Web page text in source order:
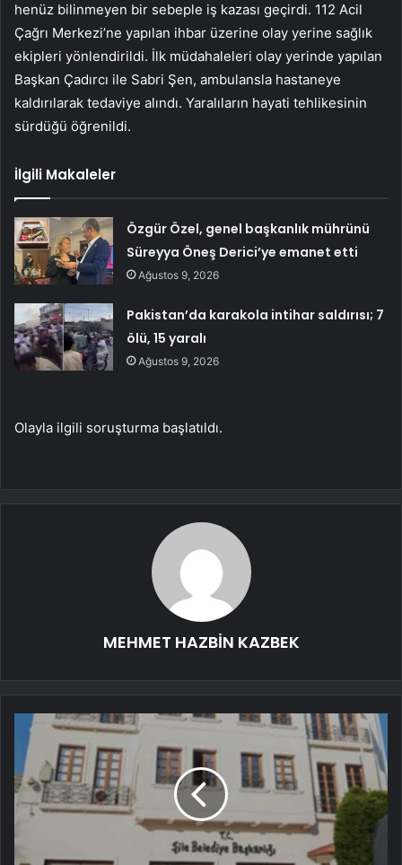
henüz bilinmeyen bir sebeple iş kazası geçirdi. 112 Acil
Çağrı Merkezi’ne yapılan ihbar üzerine olay yerine sağlık
ekipleri yönlendirildi. İlk müdahaleleri olay yerinde yapılan
Başkan Çadırcı ile Sabri Şen, ambulansla hastaneye
kaldırılarak tedaviye alındı. Yaralıların hayati tehlikesinin
sürdüğü öğrenildi.
İlgili Makaleler
Özgür Özel, genel başkanlık mührünü
Süreyya Öneş Derici’ye emanet etti
Ağustos 9, 2026
Pakistan’da karakola intihar saldırısı; 7
ölü, 15 yaralı
Ağustos 9, 2026
Olayla ilgili soruşturma başlatıldı.
MEHMET HAZBİN KAZBEK